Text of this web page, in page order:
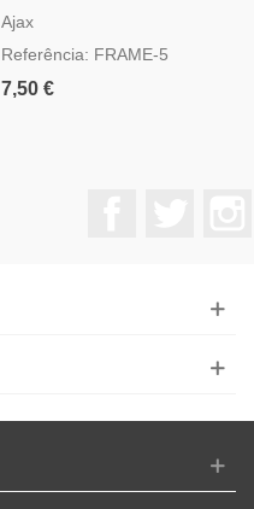
Interruptores
Ajax
Referência: FRAME-5
7,50 €